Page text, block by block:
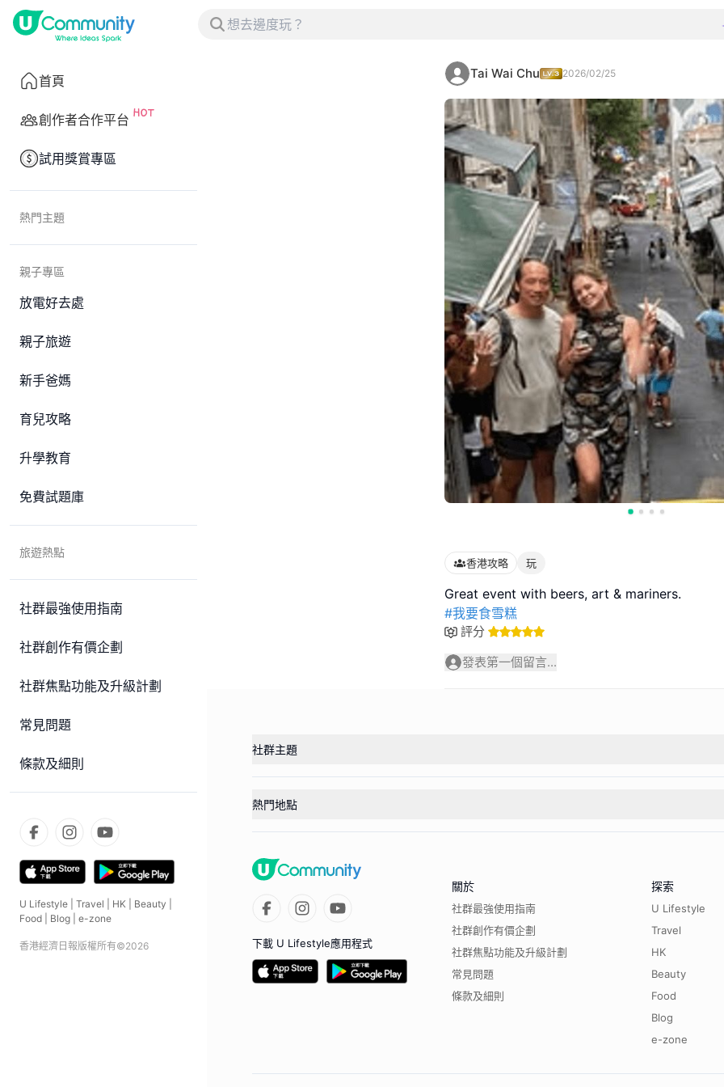
首頁
創作者合作平台
試用獎賞專區
熱門主題
親子專區
放電好去處
親子旅遊
新手爸媽
育兒攻略
升學教育
免費試題庫
旅遊熱點
社群最強使用指南
社群創作有價企劃
社群焦點功能及升級計劃
常見問題
條款及細則
U Lifestyle Travel HK Beauty
Food
Blog e-zone
香港經濟日報版權所有©2026
Tai Wai Chu 2026/02/25
香港攻略 玩
#我要食雪糕
評分
發表第一個留言...
社群主題
熱門地點
下載 U Lifestyle應用程式
關於
社群最強使用指南
社群創作有價企劃
社群焦點功能及升級計劃
常見問題
條款及細則
探索
U Lifestyle
Travel
HK
Beauty
Food
Blog
e-zone